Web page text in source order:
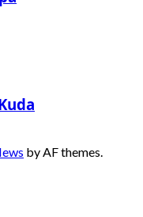
by AF themes.